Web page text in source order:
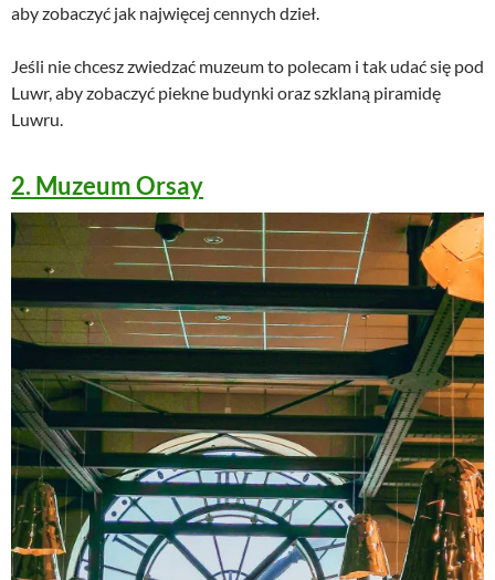
aby zobaczyć jak najwięcej cennych dzieł.
Jeśli nie chcesz zwiedzać muzeum to polecam i tak udać się pod
Luwr, aby zobaczyć piekne budynki oraz szklaną piramidę
Luwru.
2. Muzeum Orsay